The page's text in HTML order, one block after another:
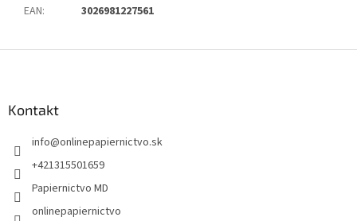
EAN: 3026981227561
Kontakt
info@onlinepapiernictvo.sk
+421315501659
Papiernictvo MD
onlinepapiernictvo